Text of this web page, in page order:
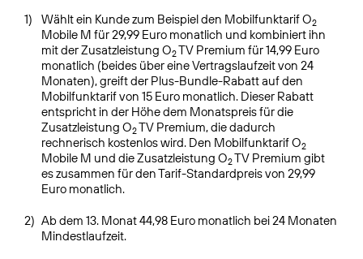
1) Wählt ein Kunde zum Beispiel den Mobilfunktarif O2
Mobile M für 29,99 Euro monatlich und kombiniert ihn
mit der Zusatzleistung O2TV Premium für 14,99 Euro
monatlich (beides über eine Vertragslaufzeit von 24
Monaten), greift der Plus-Bundle-Rabatt auf den
Mobilfunktarif von 15 Euro monatlich. Dieser Rabatt
entspricht in der Höhe dem Monatspreis für die
Zusatzleistung O2TV Premium, die dadurch
rechnerisch kostenlos wird. Den Mobilfunktarif O2
Mobile M und die Zusatzleistung O2TV Premium gibt
es zusammen für den Tarif-Standardpreis von 29,99
Euro monatlich.
2) Ab dem 13. Monat 44,98 Euro monatlich bei 24 Monaten
Mindestlaufzeit.